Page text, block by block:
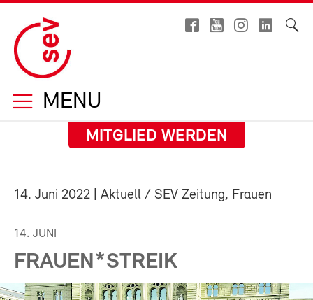
MENU
MITGLIED WERDEN
14. Juni 2022 | Aktuell / SEV Zeitung, Frauen
14. JUNI
FRAUEN*STREIK